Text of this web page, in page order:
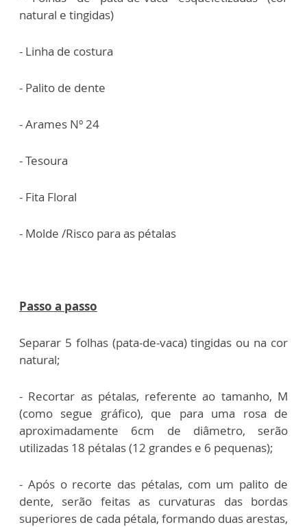
natural e tingidas)
- Linha de costura
- Palito de dente
- Arames Nº 24
- Tesoura
- Fita Floral
- Molde /Risco para as pétalas
Passo a passo
Separar 5 folhas (pata-de-vaca) tingidas ou na cor
natural;
- Recortar as pétalas, referente ao tamanho, M
(como segue gráfico), que para uma rosa de
aproximadamente 6cm de diâmetro, serão
utilizadas 18 pétalas (12 grandes e 6 pequenas);
- Após o recorte das pétalas, com um palito de
dente, serão feitas as curvaturas das bordas
superiores de cada pétala, formando duas arestas,